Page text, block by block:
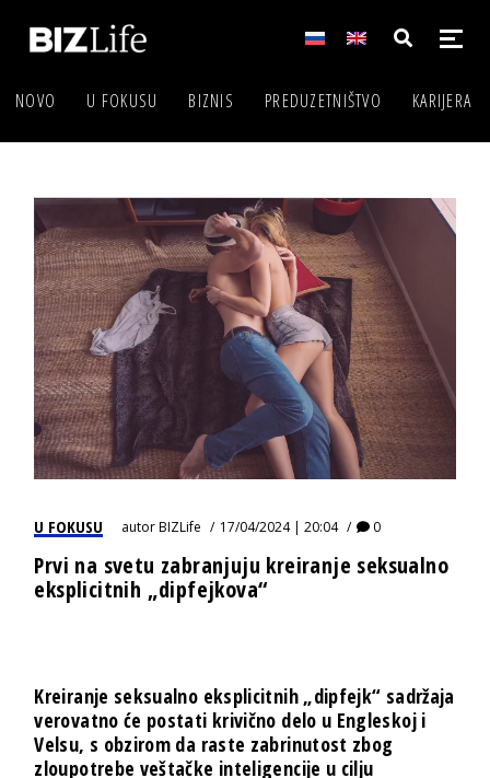
NOVO U FOKUSU BIZNIS PREDUZETNIŠTVO KARIJERA
U FOKUSU autorBIZLife 17/04/2024 | 20:04 0
Prvi na svetu zabranjuju kreiranje seksualno
eksplicitnih „dipfejkova“
Kreiranje seksualno eksplicitnih „dipfejk“ sadržaja
verovatno će postati krivično delo u Engleskoj i
Velsu, s obzirom da raste zabrinutost zbog
zloupotrebe veštačke inteligencije u cilju